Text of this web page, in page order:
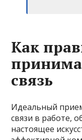
Как
связь
Идеальный
связи в работе,
настоящее